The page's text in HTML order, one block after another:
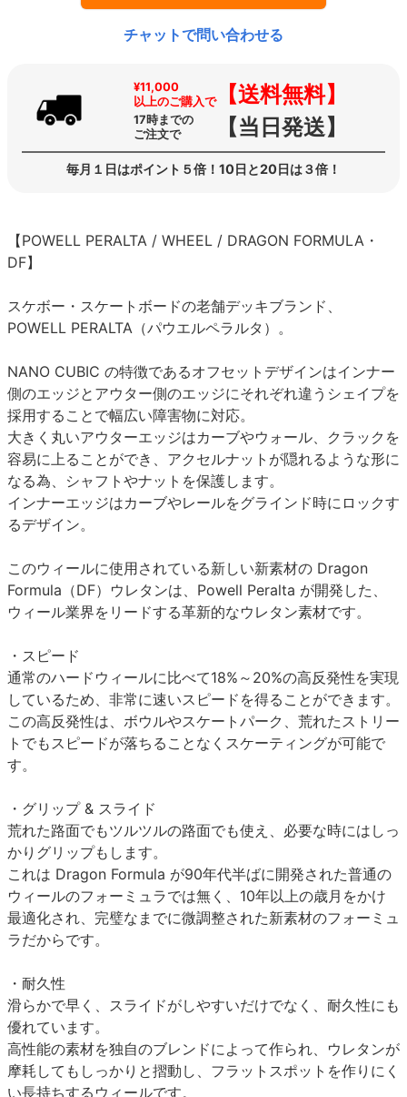
チャットで問い合わせる
¥11,000
以上のご購入で【送料無料】
17時までの
ご注文で
【当日発送】
毎月１日はポイント５倍！10日と20日は３倍！
【POWELL PERALTA / WHEEL / DRAGON FORMULA・
DF】
スケボー・スケートボードの老舗デッキブランド、
POWELL PERALTA（パウエルペラルタ）。
NANO CUBIC の特徴であるオフセットデザインはインナー
側のエッジとアウター側のエッジにそれぞれ違うシェイプを
採用することで幅広い障害物に対応。
大きく丸いアウターエッジはカーブやウォール、クラックを
容易に上ることができ、アクセルナットが隠れるような形に
なる為、シャフトやナットを保護します。
インナーエッジはカーブやレールをグラインド時にロックす
るデザイン。
このウィールに使用されている新しい新素材の Dragon
Formula（DF）ウレタンは、Powell Peralta が開発した、
ウィール業界をリードする革新的なウレタン素材です。
・スピード
通常のハードウィールに比べて18%～20%の高反発性を実現
しているため、非常に速いスピードを得ることができます。
この高反発性は、ボウルやスケートパーク、荒れたストリー
トでもスピードが落ちることなくスケーティングが可能で
す。
・グリップ & スライド
荒れた路面でもツルツルの路面でも使え、必要な時にはしっ
かりグリップもします。
これは Dragon Formula が90年代半ばに開発された普通の
ウィールのフォーミュラでは無く、10年以上の歳月をかけ
最適化され、完璧なまでに微調整された新素材のフォーミュ
ラだからです。
・耐久性
滑らかで早く、スライドがしやすいだけでなく、耐久性にも
優れています。
高性能の素材を独自のブレンドによって作られ、ウレタンが
摩耗してもしっかりと摺動し、フラットスポットを作りにく
い長持ちするウィールです。